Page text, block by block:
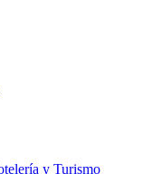
y Turismo